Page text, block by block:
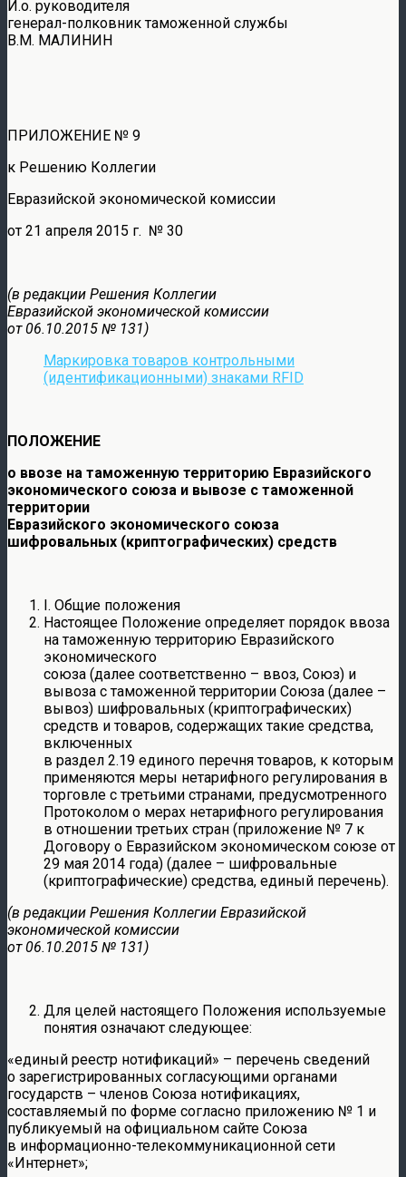
И.о. руководителя
генерал-полковник таможенной службы
В.М. МАЛИНИН
ПРИЛОЖЕНИЕ № 9
к Решению Коллегии
Евразийской экономической комиссии
от 21 апреля 2015 г. № 30
(в редакции Решения Коллегии
Евразийской экономической комиссии
от 06.10.2015 № 131)
Маркировка товаров контрольными
(идентификационными) знаками RFID
ПОЛОЖЕНИЕ
о ввозе на таможенную территорию Евразийского
экономического союза и вывозе с таможенной
территории
Евразийского экономического союза
шифровальных (криптографических) средств
I. Общие положения
Настоящее Положение определяет порядок ввоза
на таможенную территорию Евразийского
экономического
союза (далее соответственно – ввоз, Союз) и
вывоза с таможенной территории Союза (далее –
вывоз) шифровальных (криптографических)
средств и товаров, содержащих такие средства,
включенных
в раздел 2.19 единого перечня товаров, к которым
применяются меры нетарифного регулирования в
торговле с третьими странами, предусмотренного
Протоколом о мерах нетарифного регулирования
в отношении третьих стран (приложение № 7 к
Договору о Евразийском экономическом союзе от
29 мая 2014 года) (далее – шифровальные
(криптографические) средства, единый перечень).
(в редакции Решения Коллегии Евразийской
экономической комиссии
от 06.10.2015 № 131)
Для целей настоящего Положения используемые
понятия означают следующее:
«единый реестр нотификаций» – перечень сведений
о зарегистрированных согласующими органами
государств – членов Союза нотификациях,
составляемый по форме согласно приложению № 1 и
публикуемый на официальном сайте Союза
в информационно-телекоммуникационной сети
«Интернет»;